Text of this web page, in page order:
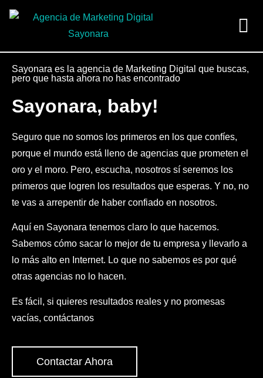
Sayonara es la agencia de Marketing Digital que buscas,
pero que hasta ahora no has encontrado
Sayonara, baby!
Seguro que no somos los primeros en los que confíes,
porque el mundo está lleno de agencias que prometen el
oro y el moro. Pero, escucha, nosotros sí seremos los
primeros que logren los resultados que esperas. Y no, no
te vas a arrepentir de haber confiado en nosotros.
Aquí en Sayonara tenemos claro lo que hacemos.
Sabemos cómo sacar lo mejor de tu empresa y llevarlo a
lo más alto en Internet. Lo que no sabemos es por qué
otras agencias no lo hacen.
Es fácil, si quieres resultados reales y no promesas
vacías, contáctanos
Contactar Ahora